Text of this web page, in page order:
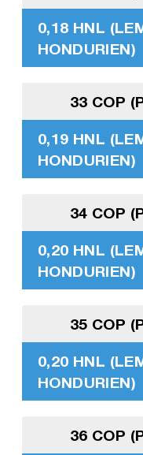
0,18 HNL
HONDURIEN)
33 COP
0,19 HNL
HONDURIEN)
34 COP
0,20 HNL
HONDURIEN)
35 COP
0,20 HNL
HONDURIEN)
36 COP